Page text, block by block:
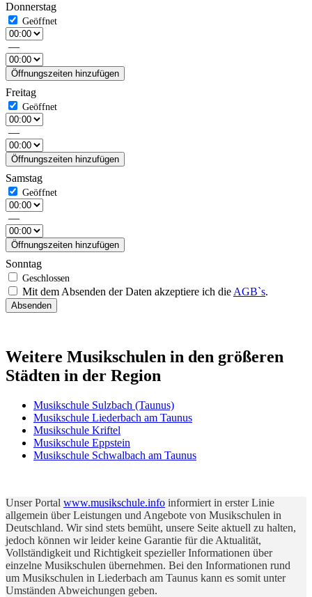
Donnerstag
—
Öffnungszeiten hinzufügen
Freitag
—
Öffnungszeiten hinzufügen
Samstag
—
Öffnungszeiten hinzufügen
Sonntag
Mit dem Absenden der Daten akzeptiere ich die AGB`s.
Absenden
Weitere Musikschulen in den größeren
Städten in der Region
Musikschule Sulzbach (Taunus)
Musikschule Liederbach am Taunus
Musikschule Kriftel
Musikschule Eppstein
Musikschule Schwalbach am Taunus
Unser Portal www.musikschule.info informiert in erster Linie
allgemein über Leistungen und Angebote von Musikschulen in
Deutschland. Wir sind stets bemüht, unsere Seite aktuell zu halten,
jedoch können wir leider keine Garantie für die Aktualität,
Vollständigkeit und Richtigkeit spezieller Informationen über
einzelne Musikschulen übernehmen. Bei den Informationen rund
um Musikschulen in Liederbach am Taunus kann es somit unter
Umständen Abweichungen geben.